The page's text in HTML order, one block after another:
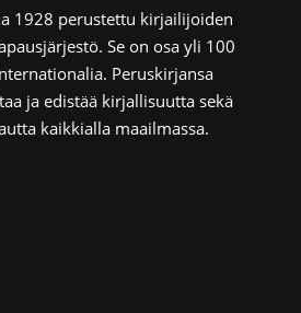
1928 perustettu kirjailijoiden
Se on osa yli 100
Peruskirjansa
ja edistää kirjallisuutta sekä
kaikkialla maailmassa.